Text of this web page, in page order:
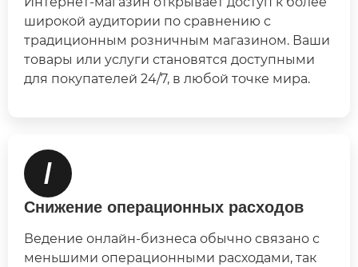
широкой аудитории по сравнению с
традиционным розничным магазином. Ваши
товары или услуги становятся доступными
для покупателей 24/7, в любой точке мира.
/
Снижение операционных расходов
Ведение онлайн-бизнеса обычно связано с
меньшими операционными расходами, так